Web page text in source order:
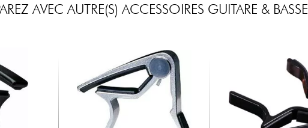
AVEC AUTRE(S) ACCESSOIRES GUITARE & BASSE